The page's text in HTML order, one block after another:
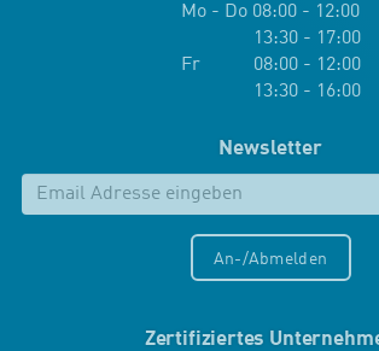
Mo - Do 08:00 - 12:00
13:30 - 17:00
Fr 08:00 - 12:00
13:30 - 16:00
Newsletter
An-/Abmelden
Zertifiziertes